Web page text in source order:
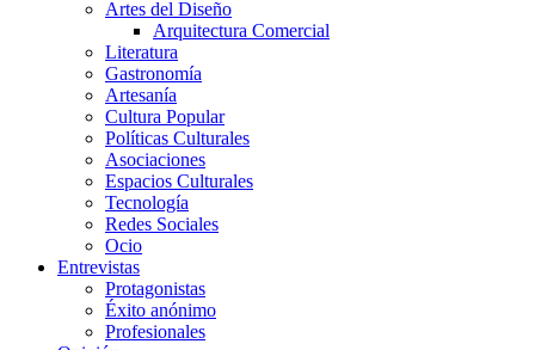
Artes del Diseño
Arquitectura Comercial
Literatura
Gastronomía
Artesanía
Cultura Popular
Políticas Culturales
Asociaciones
Espacios Culturales
Tecnología
Redes Sociales
Ocio
Entrevistas
Protagonistas
Éxito anónimo
Profesionales